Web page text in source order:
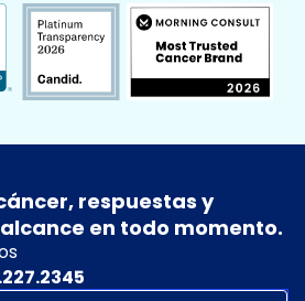
respuestas y
en todo momento.